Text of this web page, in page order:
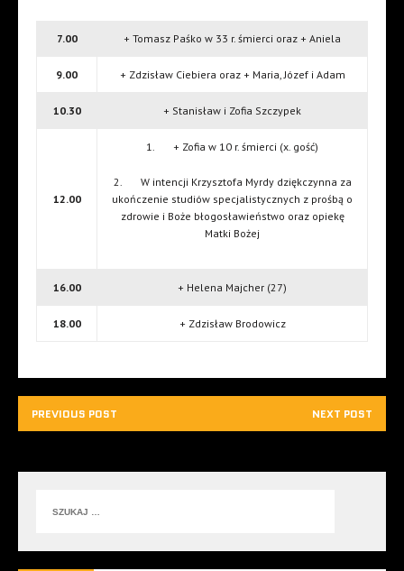
7.00 + Tomasz Paśko w 33 r. śmierci oraz + Aniela
9.00 + Zdzisław Ciebiera oraz + Maria, Józef i Adam
10.30 + Stanisław i Zofia Szczypek
12.00
1. + Zofia w 10 r. śmierci (x. gość)
2. W intencji Krzysztofa Myrdy dziękczynna za
ukończenie studiów specjalistycznych z prośbą o
zdrowie i Boże błogosławieństwo oraz opiekę
Matki Bożej
16.00 + Helena Majcher (27)
18.00 + Zdzisław Brodowicz
PREVIOUS POST NEXT POST